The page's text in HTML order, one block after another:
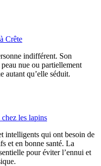
Crête
indifférent. Son
nue ou partiellement
autant qu’elle séduit.
les lapins
intelligents qui ont besoin de
et en bonne santé. La
pour éviter l’ennui et